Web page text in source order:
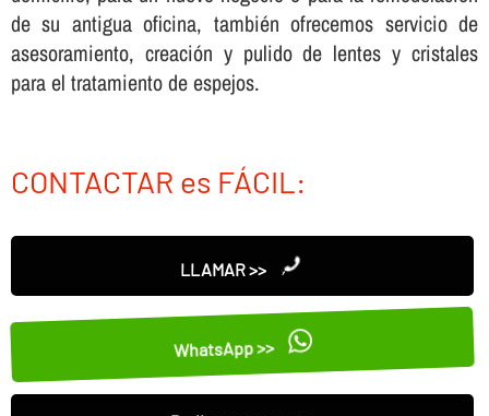
de su antigua oficina, también ofrecemos servicio de
asesoramiento, creación y pulido de lentes y cristales
para el tratamiento de espejos.
CONTACTAR es FÁCIL:
LLAMAR >>
WhatsApp >>